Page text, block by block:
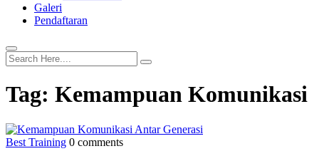
Galeri
Pendaftaran
Tag: Kemampuan Komunikasi
Best Training 0 comments